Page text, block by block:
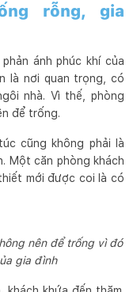
rỗng, gia
ánh phúc khí của
là nơi quan trọng, có
nhà. Vì thế, phòng
để trống.
cũng không phải là
Một căn phòng khách
mới được coi là có
nên để trống vì đó
gia đình